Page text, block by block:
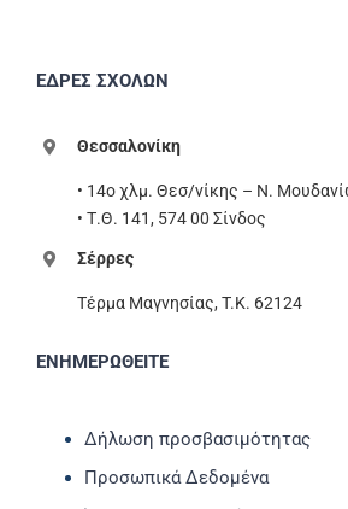
ΕΔΡΕΣ ΣΧΟΛΩΝ
Θεσσαλονίκη
• 14ο χλμ. Θεσ/νίκης – Ν.
• Τ.Θ. 141, 574 00 Σίνδος
Σέρρες
Τέρμα Μαγνησίας, T.K. 62124
ΕΝΗΜΕΡΩΘΕΙΤΕ
Δήλωση προσβασιμότητας
Προσωπικά Δεδομένα